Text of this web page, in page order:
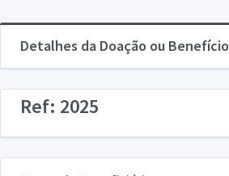
Detalhes da Doação ou Benefício
Ref: 2025